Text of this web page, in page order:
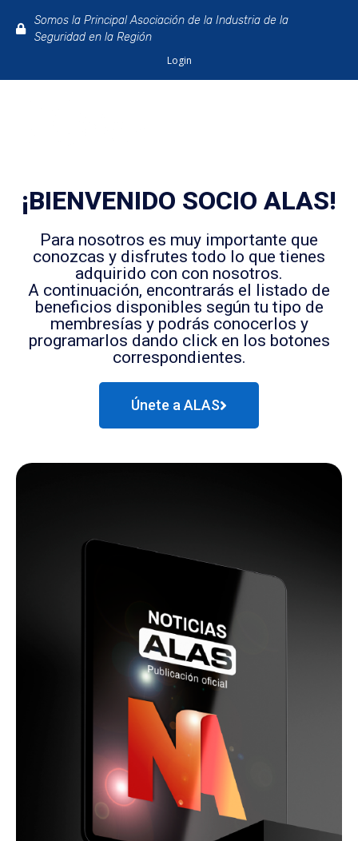
Somos la Principal Asociación de la Industria de la
Seguridad en la Región
Login
¡BIENVENIDO SOCIO ALAS!
Para nosotros es muy importante que
conozcas y disfrutes todo lo que tienes
adquirido con con nosotros.
A continuación, encontrarás el listado de
beneficios disponibles según tu tipo de
membresías y podrás conocerlos y
programarlos dando click en los botones
correspondientes.
Únete a ALAS